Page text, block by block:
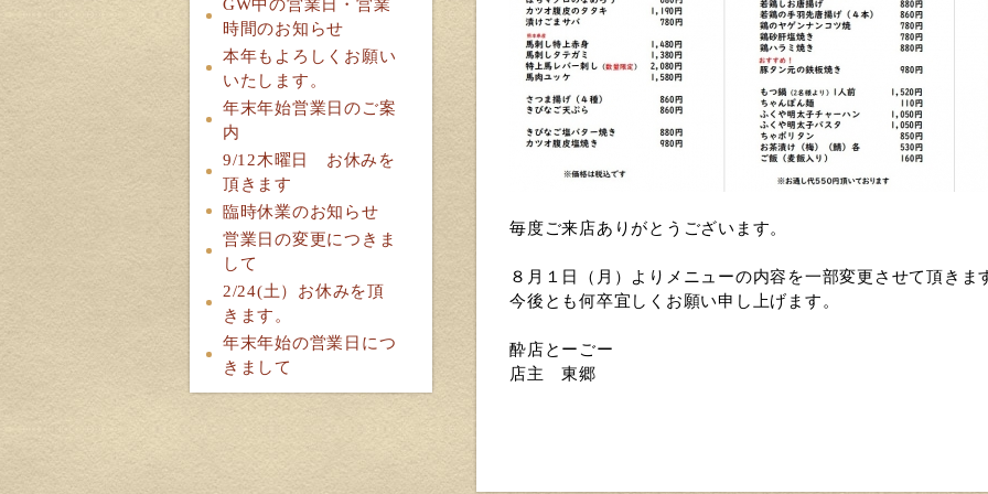
GW中の営業日・営業
時間のお知らせ
本年もよろしくお願い
いたします。
年末年始営業日のご案
内
9/12木曜日 お休みを
頂きます
臨時休業のお知らせ
営業日の変更につきま
して
2/24(土）お休みを頂
きます。
年末年始の営業日につ
きまして
毎度ご来店ありがとうございます。
８月１日（月）よりメニューの内容を一部変更させて頂きま
今後とも何卒宜しくお願い申し上げます。
酔店とーごー
店主 東郷